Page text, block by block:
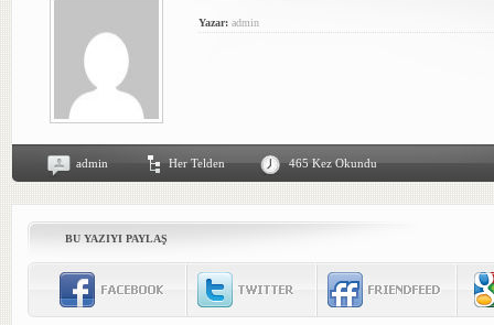
Yazar: admin
admin Her Telden 465 Kez Okundu
BU YAZIYI PAYLAŞ